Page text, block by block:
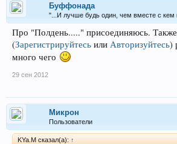
Буффонада
"...И лучше будь один, чем вместе с кем
Про "Полдень....." присоединяюсь.
(Зарегистрируйтесь или Авторизуйтесь)
много чего
29 сен 2012
Микрон
Пользователи
KYa.M сказал(а): ↑